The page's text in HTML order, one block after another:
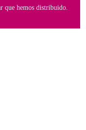
que hemos distribuido.